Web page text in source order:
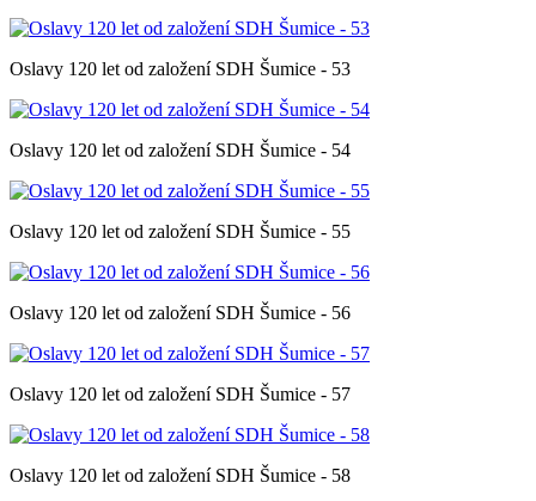
Oslavy 120 let od založení SDH Šumice - 53
Oslavy 120 let od založení SDH Šumice - 54
Oslavy 120 let od založení SDH Šumice - 55
Oslavy 120 let od založení SDH Šumice - 56
Oslavy 120 let od založení SDH Šumice - 57
Oslavy 120 let od založení SDH Šumice - 58